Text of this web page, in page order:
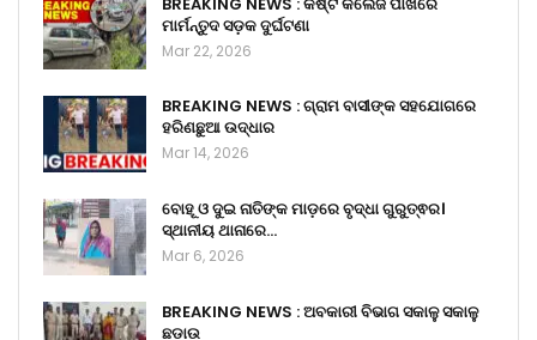
ମାର୍ମନ୍ତୁଦ ସଡ଼କ ଦୁର୍ଘଟଣା
Mar 22, 2026
BREAKING NEWS : ଗ୍ରାମ ବାସୀଙ୍କ ସହଯୋଗରେ
ହରିଣଛୁଆ ଉଦ୍ଧାର
Mar 14, 2026
ବୋହୂ ଓ ଦୁଇ ନାତିଙ୍କ ମାଡ଼ରେ ବୃଦ୍ଧା ଗୁରୁତ୍ଵର।
ସ୍ଥାନୀୟ ଥାନାରେ…
Mar 6, 2026
BREAKING NEWS : ଅବକାରୀ ବିଭାଗ ସକାଳୁ ସକାଳୁ
ଛଡାଉ